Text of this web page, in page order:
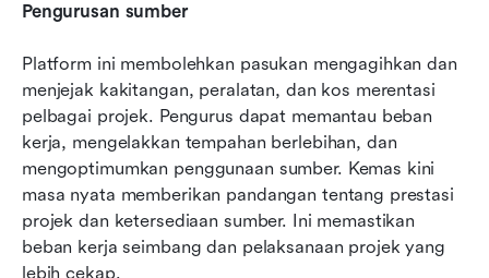
Pengurusan sumber
Platform ini membolehkan pasukan mengagihkan dan
menjejak kakitangan, peralatan, dan kos merentasi
pelbagai projek. Pengurus dapat memantau beban
kerja, mengelakkan tempahan berlebihan, dan
mengoptimumkan penggunaan sumber. Kemas kini
masa nyata memberikan pandangan tentang prestasi
projek dan ketersediaan sumber. Ini memastikan
beban kerja seimbang dan pelaksanaan projek yang
lebih cekap.